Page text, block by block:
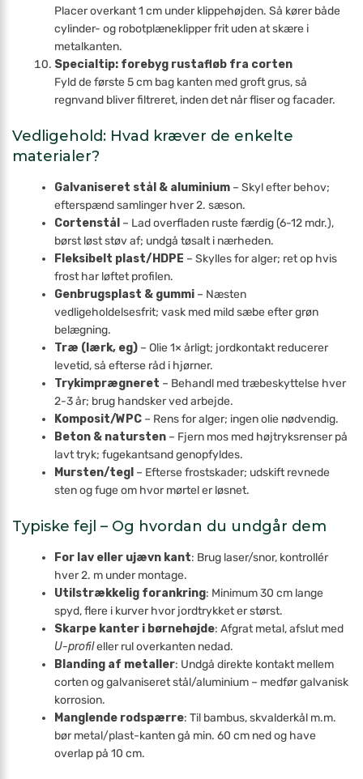
Placer overkant 1 cm under klippehøjden. Så kører både
cylinder- og robotplæneklipper frit uden at skære i
metalkanten.
Specialtip: forebyg rustafløb fra corten
Fyld de første 5 cm bag kanten med groft grus, så
regnvand bliver filtreret, inden det når fliser og facader.
Vedligehold: Hvad kræver de enkelte
materialer?
Galvaniseret stål & aluminium – Skyl efter behov;
efterspænd samlinger hver 2. sæson.
Cortenstål – Lad overfladen ruste færdig (6-12 mdr.),
børst løst støv af; undgå tøsalt i nærheden.
Fleksibelt plast/HDPE – Skylles for alger; ret op hvis
frost har løftet profilen.
Genbrugsplast & gummi – Næsten
vedligeholdelsesfrit; vask med mild sæbe efter grøn
belægning.
Træ (lærk, eg) – Olie 1× årligt; jordkontakt reducerer
levetid, så efterse råd i hjørner.
Trykimprægneret – Behandl med træbeskyttelse hver
2-3 år; brug handsker ved arbejde.
Komposit/WPC – Rens for alger; ingen olie nødvendig.
Beton & natursten – Fjern mos med højtryksrenser på
lavt tryk; fugekantsand genopfyldes.
Mursten/tegl – Efterse frostskader; udskift revnede
sten og fuge om hvor mørtel er løsnet.
Typiske fejl – Og hvordan du undgår dem
For lav eller ujævn kant: Brug laser/snor, kontrollér
hver 2. m under montage.
Utilstrækkelig forankring: Minimum 30 cm lange
spyd, flere i kurver hvor jordtrykket er størst.
Skarpe kanter i børnehøjde: Afgrat metal, afslut med
U-profileller rul overkanten nedad.
Blanding af metaller: Undgå direkte kontakt mellem
corten og galvaniseret stål/aluminium – medfør galvanisk
korrosion.
Manglende rodspærre: Til bambus, skvalderkål m.m.
bør metal/plast-kanten gå min. 60 cm ned og have
overlap på 10 cm.